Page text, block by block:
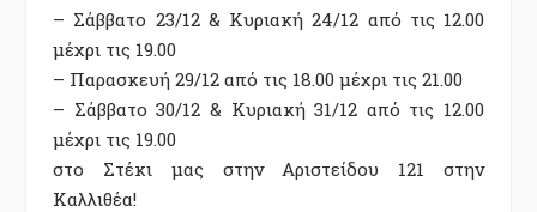
– Σάββατο 23/12 & Κυριακή 24/12 από τις 12.00
μέχρι τις 19.00
– Παρασκευή 29/12 από τις 18.00 μέχρι τις 21.00
– Σάββατο 30/12 & Κυριακή 31/12 από τις 12.00
μέχρι τις 19.00
στο Στέκι μας στην Αριστείδου 121 στην
Καλλιθέα!